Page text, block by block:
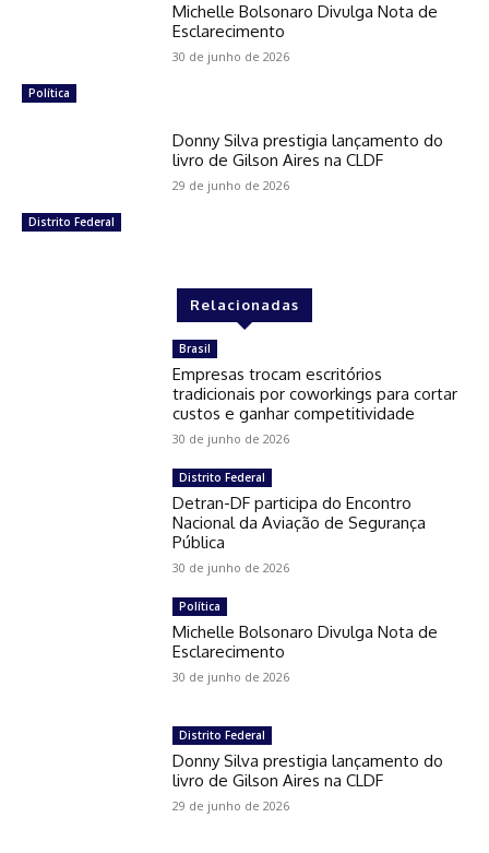
Política
Michelle Bolsonaro Divulga Nota de
Esclarecimento
30 de junho de 2026
Distrito Federal
Donny Silva prestigia lançamento do
livro de Gilson Aires na CLDF
29 de junho de 2026
Relacionadas
Brasil
Empresas trocam escritórios
tradicionais por coworkings para cortar
custos e ganhar competitividade
30 de junho de 2026
Distrito Federal
Detran-DF participa do Encontro
Nacional da Aviação de Segurança
Pública
30 de junho de 2026
Política
Michelle Bolsonaro Divulga Nota de
Esclarecimento
30 de junho de 2026
Distrito Federal
Donny Silva prestigia lançamento do
livro de Gilson Aires na CLDF
29 de junho de 2026